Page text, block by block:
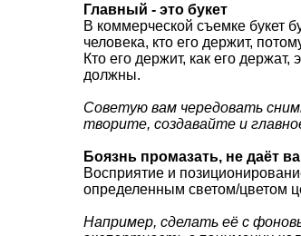
Главный - это букет
В коммерческой съемке букет
человека, кто его держит,
Кто его держит, как его
должны.
Советую вам чередовать
творите, создавайте и
Боязнь промазать, не даёт
Восприятие и
определенным светом/цветом
Например, сделать её с